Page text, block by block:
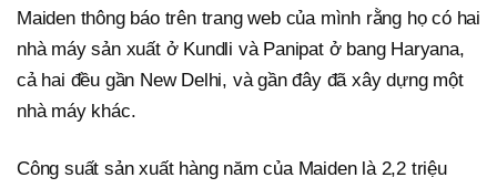
Maiden thông báo trên trang web của mình rằng họ có hai
nhà máy sản xuất ở Kundli và Panipat ở bang Haryana,
cả hai đều gần New Delhi, và gần đây đã xây dựng một
nhà máy khác.
Công suất sản xuất hàng năm của Maiden là 2,2 triệu